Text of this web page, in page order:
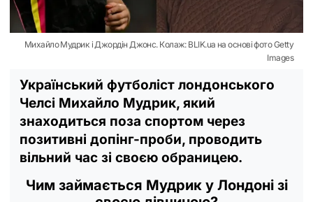
Михайло Мудрик і Джордін Джонс. Колаж: BLIK.ua на основі фото Getty
Images
Український футболіст лондонського
Челсі Михайло Мудрик, який
знаходиться поза спортом через
позитивні допінг-проби, проводить
вільний час зі своєю обраницею.
Чим займається Мудрик у Лондоні зі